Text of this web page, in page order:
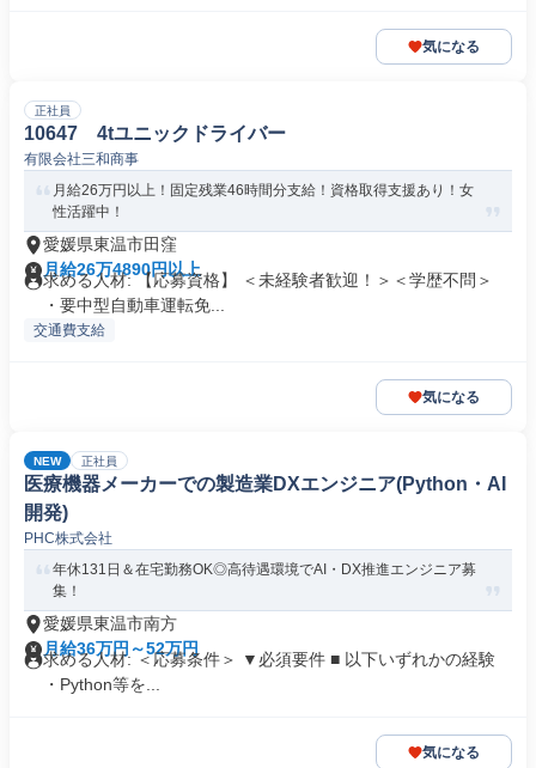
気になる
正社員
10647 4tユニックドライバー
有限会社三和商事
月給26万円以上！固定残業46時間分支給！資格取得支援あり！女
性活躍中！
愛媛県東温市田窪
月給26万4890円以上
求める人材: 【応募資格】 ＜未経験者歓迎！＞＜学歴不問＞
・要中型自動車運転免...
交通費支給
気になる
NEW 正社員
医療機器メーカーでの製造業DXエンジニア(Python・AI
開発)
PHC株式会社
年休131日＆在宅勤務OK◎高待遇環境でAI・DX推進エンジニア募
集！
愛媛県東温市南方
月給36万円～52万円
求める人材: ＜応募条件＞ ▼必須要件 ■ 以下いずれかの経験
・Python等を...
気になる